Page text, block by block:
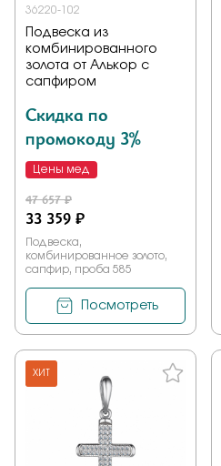
36220-102
Подвеска из
комбинированного
золота от Алькор с
сапфиром
Скидка по
промокоду 3%
Цены мед
47 657 ₽
33 359 ₽
Подвеска,
комбинированное золото,
сапфир, проба 585
Посмотреть
ХИТ